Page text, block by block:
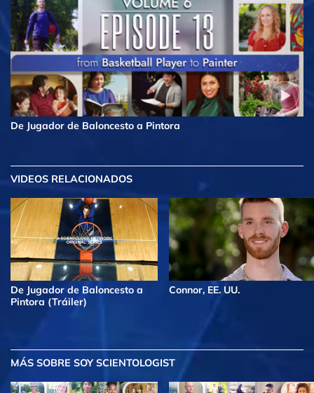
De Jugador de Baloncesto a Pintora
VIDEOS RELACIONADOS
De Jugador de Baloncesto a
Pintora (Tráiler)
Connor, EE. UU.
MÁS SOBRE SOY SCIENTOLOGIST